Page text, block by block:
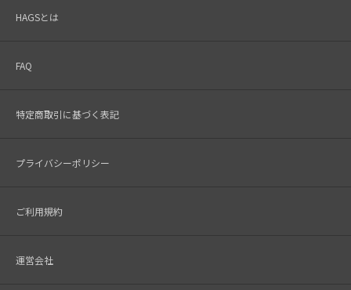
HAGSとは
FAQ
特定商取引に基づく表記
プライバシーポリシー
ご利用規約
運営会社